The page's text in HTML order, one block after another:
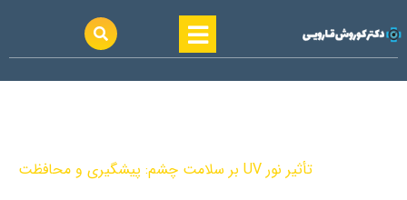
تأثیر نور UV بر سلامت چشم: پیشگیری و
تأثیر نور UV بر سلامت چشم: پیشگیری و محافظت